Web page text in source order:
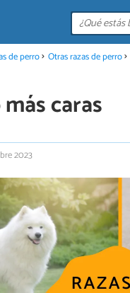
de perro Otras razas de perro
caras
2023